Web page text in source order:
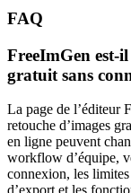
FAQ
FreeImGen est-
gratuit sans
La page de l’éditeur
retouche d’images
en ligne peuvent
workflow d’équipe,
connexion, les